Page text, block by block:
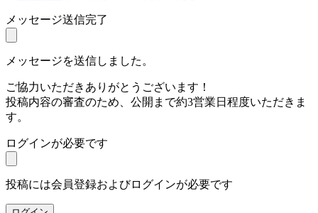
メッセージ送信完了
メッセージを送信しました。
ご協力いただきありがとうございます！
投稿内容の審査のため、公開まで約3営業日程度いただきま
す。
ログインが必要です
投稿には会員登録およびログインが必要です